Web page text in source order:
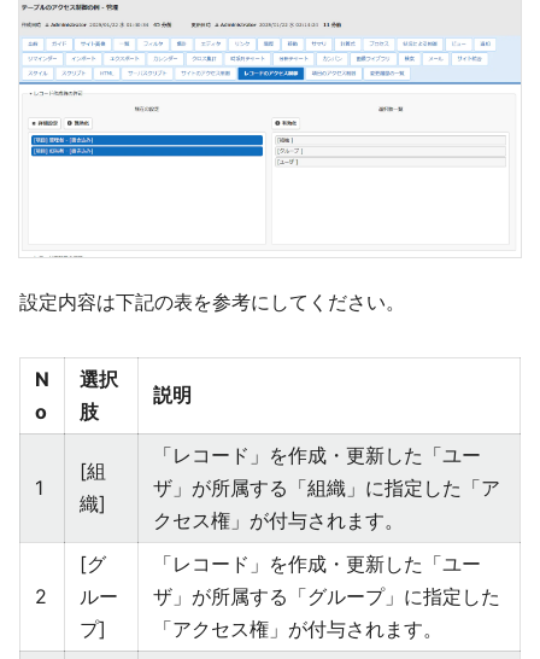
設定内容は下記の表を参考にしてください。
N
o
選択
肢
説明
1
[組
織]
「レコード」を作成・更新した「ユー
ザ」が所属する「組織」に指定した「ア
クセス権」が付与されます。
2
[グ
ルー
プ]
「レコード」を作成・更新した「ユー
ザ」が所属する「グループ」に指定した
「アクセス権」が付与されます。